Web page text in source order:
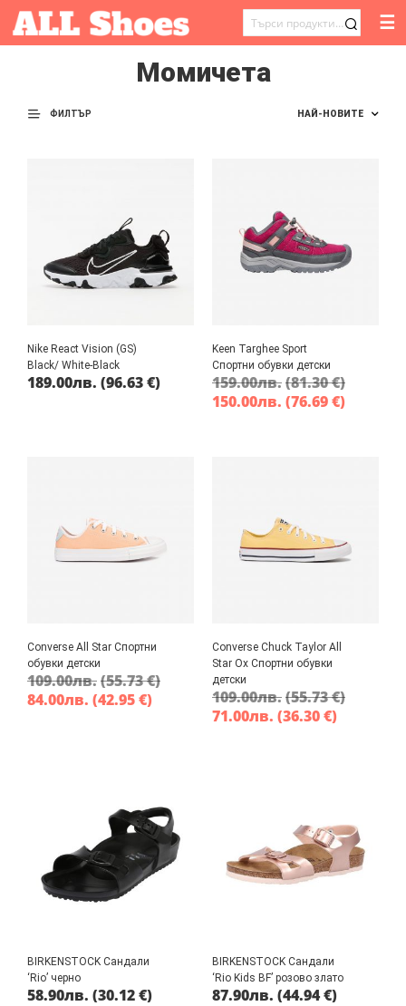
ТЪРСЕНЕ
☰
Момичета
ФИЛТЪР
Nike React Vision (GS)
Black/ White-Black
189.00лв. (96.63 €)
Keen Targhee Sport
Спортни обувки детски
159.00лв.(81.30 €)
150.00лв. (76.69 €)
Converse All Star Спортни
обувки детски
109.00лв.(55.73 €)
84.00лв. (42.95 €)
Converse Chuck Taylor All
Star Ox Спортни обувки
детски
109.00лв.(55.73 €)
71.00лв. (36.30 €)
BIRKENSTOCK Сандали
‘Rio’ черно
58.90лв. (30.12 €)
BIRKENSTOCK Сандали
‘Rio Kids BF’ розово злато
87.90лв. (44.94 €)